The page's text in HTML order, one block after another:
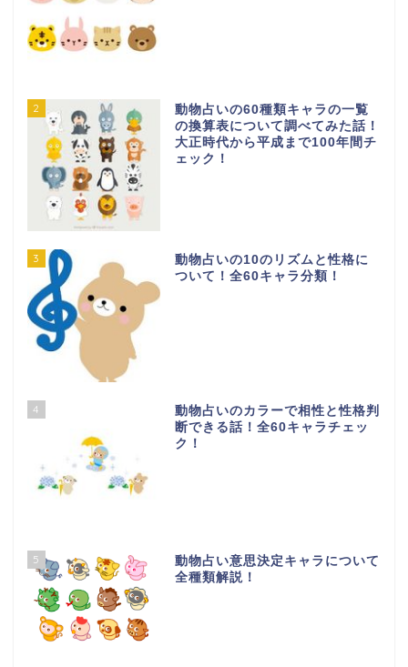
2
動物占いの60種類キャラの一覧
の換算表について調べてみた話！
大正時代から平成まで100年間チ
ェック！
3
動物占いの10のリズムと性格に
ついて！全60キャラ分類！
4
動物占いのカラーで相性と性格判
断できる話！全60キャラチェッ
ク！
5
動物占い意思決定キャラについて
全種類解説！